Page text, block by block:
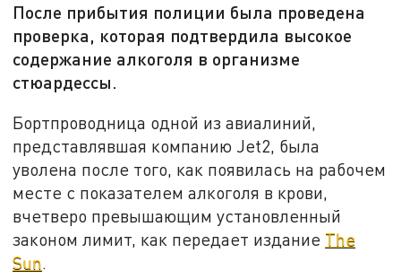
После прибытия полиции была проведена
проверка, которая подтвердила высокое
содержание алкоголя в организме
стюардессы.
Бортпроводница одной из авиалиний,
представлявшая компанию Jet2, была
уволена после того, как появилась на рабочем
месте с показателем алкоголя в крови,
вчетверо превышающим установленный
законом лимит, как передает издание The
Sun.